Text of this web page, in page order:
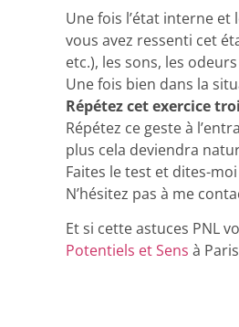
Une fois l’état interne
vous avez ressenti cet
etc.), les sons, les
Une fois bien dans la
Répétez cet exercice
Répétez ce geste à
plus cela deviendra
Faites le test et dites-
N’hésitez pas à me
Et si cette astuces PNL
Potentiels et Sens à